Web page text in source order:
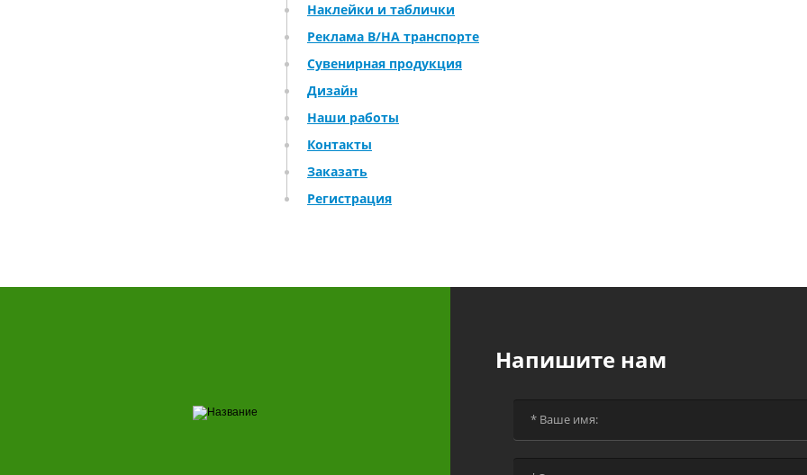
Наклейки и таблички
Реклама В/НА транспорте
Сувенирная продукция
Дизайн
Наши работы
Контакты
Заказать
Регистрация
Напишите нам